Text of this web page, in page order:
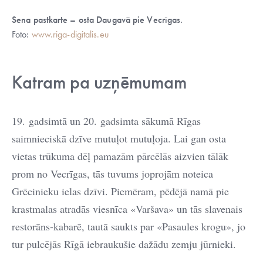
Sena pastkarte – osta Daugavā pie Vecrīgas.
Foto: www.riga-digitalis.eu
Katram pa uzņēmumam
19. gadsimtā un 20. gadsimta sākumā Rīgas
saimnieciskā dzīve mutuļot mutuļoja. Lai gan osta
vietas trūkuma dēļ pamazām pārcēlās aizvien tālāk
prom no Vecrīgas, tās tuvums joprojām noteica
Grēcinieku ielas dzīvi. Piemēram, pēdējā namā pie
krastmalas atradās viesnīca «Varšava» un tās slavenais
restorāns-kabarē, tautā saukts par «Pasaules krogu», jo
tur pulcējās Rīgā iebraukušie dažādu zemju jūrnieki.